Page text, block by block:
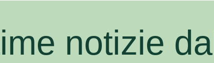
notizie